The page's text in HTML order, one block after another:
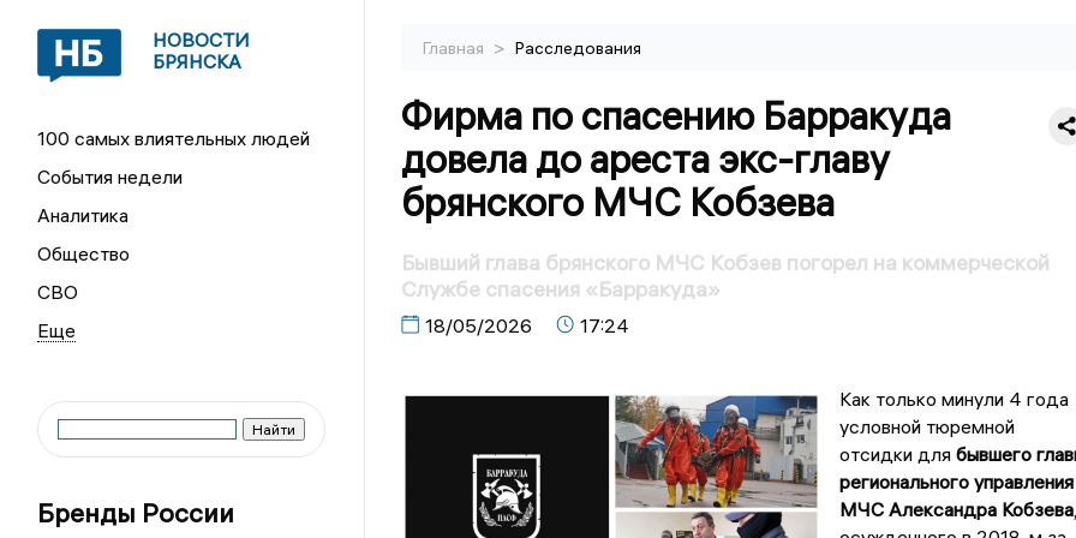
НОВОСТИ
БРЯНСКА
100 самых влиятельных людей
События недели
Аналитика
Общество
СВО
Бренды России
Главная > Расследования
Фирма по спасению Барракуда
довела до ареста экс-главу
брянского МЧС Кобзева
Бывший глава брянского МЧС Кобзев погорел на коммерческой
Службе спасения «Барракуда»
18/05/2026 17:24
Как только минули 4 года
условной тюремной
отсидки для бывшего
регионального управления
МЧС Александра Кобзева,